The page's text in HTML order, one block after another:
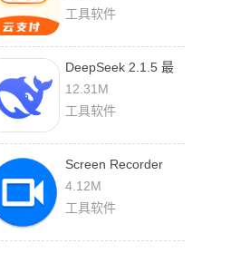
工具软件
DeepSeek 2.1.5 最
新版
12.31M
工具软件
Screen Recorder
1.2.6.7 最新版
4.12M
工具软件